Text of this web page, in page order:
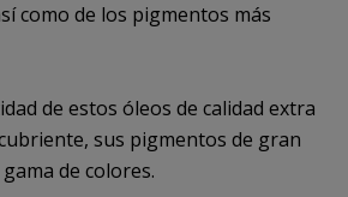
como de los pigmentos más
de estos óleos de calidad extra
sus pigmentos de gran
de colores.